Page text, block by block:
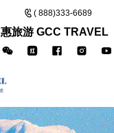
( 888)333-6689
惠旅游 GCC TRAVEL